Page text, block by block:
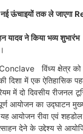
नई ऊंचाइयों तक ले
यादव ने किया भव्य शुभारंभ
विंध्य क्षेत्र को
दिशा में एक ऐतिहासिक
में दो दिवसीय रीजनल
आयोजन का उद्घाटन
आयोजन रीवा एवं
देने के उद्देश्य से